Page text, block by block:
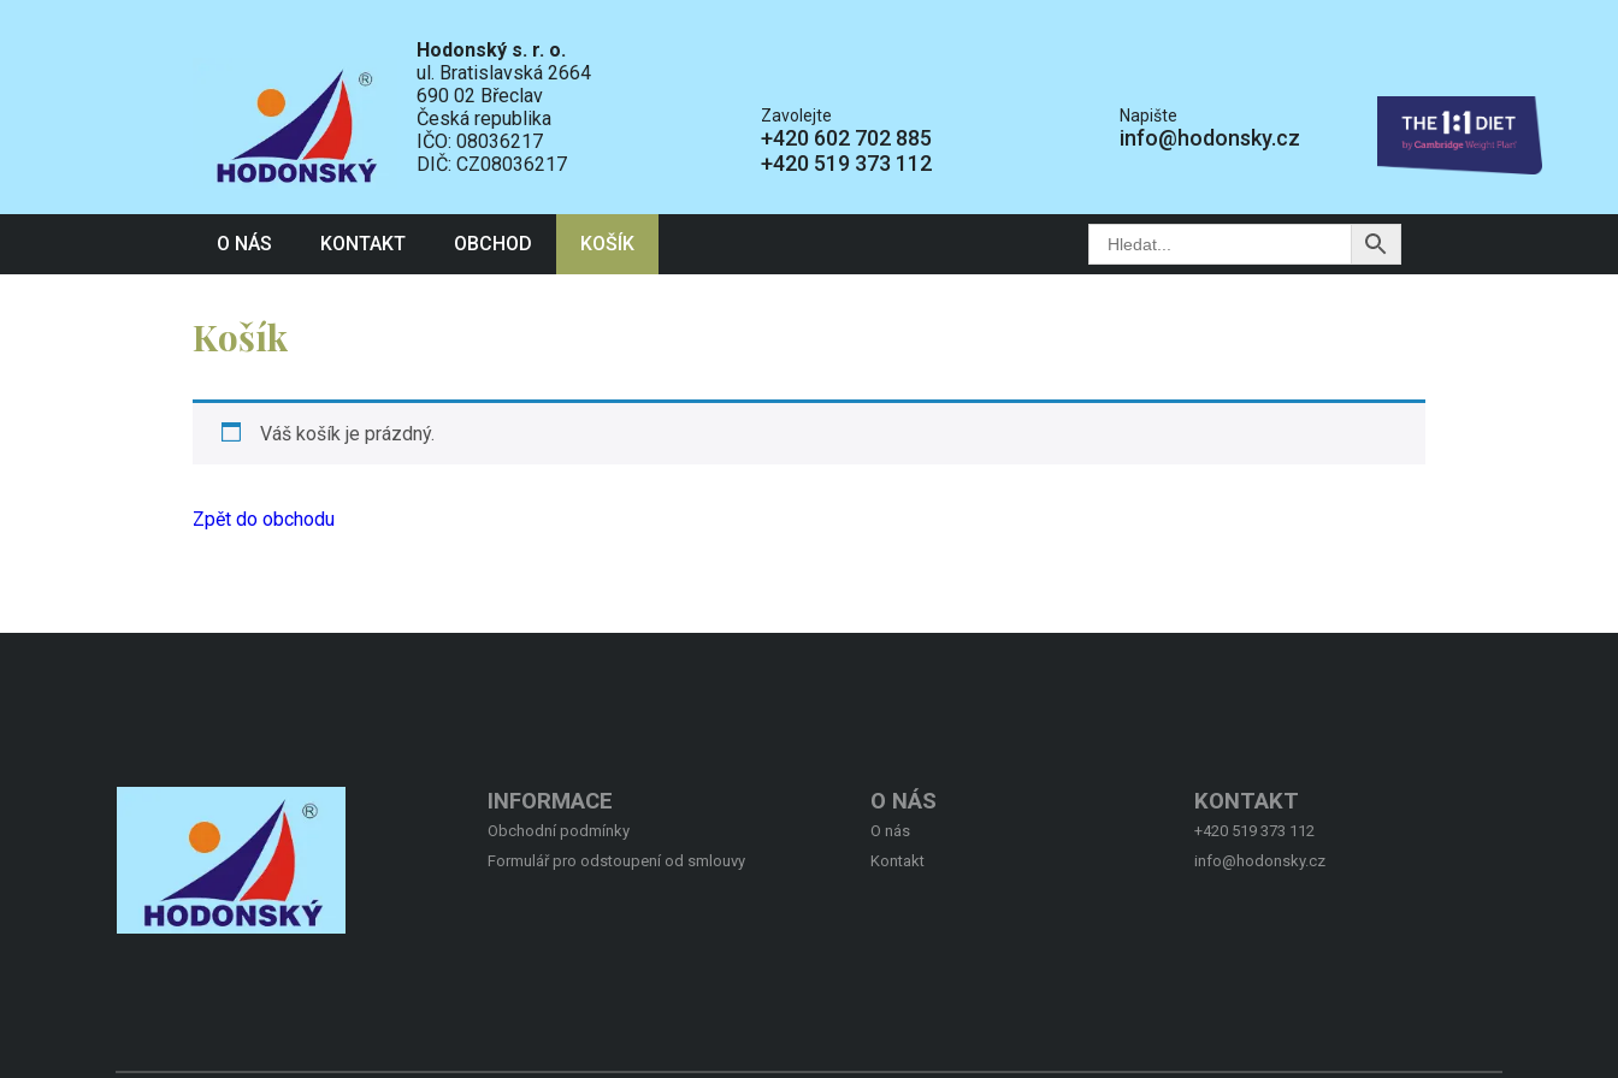
Hodonský s. r. o.
ul. Bratislavská 2664
690 02 Břeclav
Česká republika
IČO: 08036217
DIČ: CZ08036217
Zavolejte
+420 602 702 885
+420 519 373 112
Napište
info@hodonsky.cz
O NÁS KONTAKT OBCHOD KOŠÍK
Košík
Váš košík je prázdný.
Zpět do obchodu
INFORMACE
Obchodní podmínky
Formulář pro odstoupení od smlouvy
O NÁS
O nás
Kontakt
KONTAKT
+420 519 373 112
info@hodonsky.cz